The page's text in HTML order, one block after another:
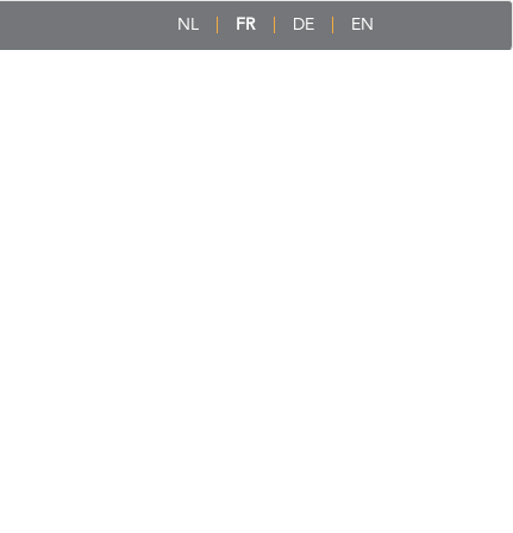
NL FR DE EN